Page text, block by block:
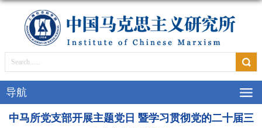
导航
中马所党支部开展主题党日 暨学习贯彻党的二十届三